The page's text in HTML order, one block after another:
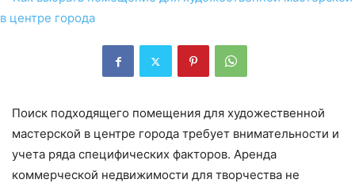
Поиск подходящего помещения для художественной
мастерской в центре города требует внимательности и
учета ряда специфических факторов. Аренда
коммерческой недвижимости для творчества не